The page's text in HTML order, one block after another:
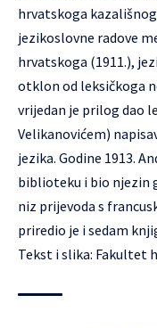
hrvatskoga
jezikoslovne radove
hrvatskoga (1911.),
otklon od leksičkoga
vrijedan je prilog dao
Velikanovićem)
jezika. Godine 1913.
biblioteku i bio njezin
niz prijevoda s
priredio je i sedam
Tekst i slika: Fakultet